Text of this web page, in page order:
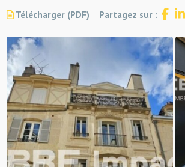
Télécharger (PDF) Partagez sur :